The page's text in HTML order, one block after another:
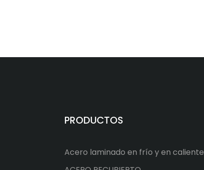
PRODUCTOS
Acero laminado en frío y en caliente